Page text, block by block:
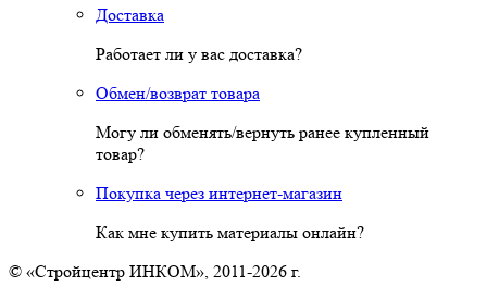
Доставка
Работает ли у вас доставка?
Обмен/возврат товара
Могу ли обменять/вернуть ранее купленный
товар?
Покупка через интернет-магазин
Как мне купить материалы онлайн?
© «Стройцентр ИНКОМ», 2011-2026 г.